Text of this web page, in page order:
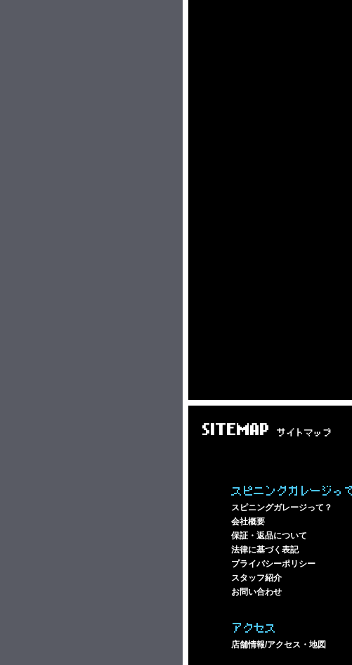
SITEMAP サイトマップ
スピニングガレージっ
スピニングガレージって？
会社概要
保証・返品について
法律に基づく表記
プライバシーポリシー
スタッフ紹介
お問い合わせ
アクセス
店舗情報/アクセス・地図